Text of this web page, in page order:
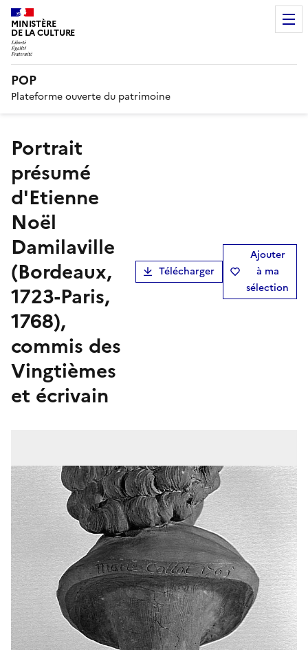
MINISTÈRE
DE LA CULTURE
POP
Plateforme ouverte du patrimoine
Portrait
présumé
d'Etienne
Noël
Damilaville
(Bordeaux,
1723-Paris,
1768),
commis des
Vingtièmes
et écrivain
Télécharger
Ajouter
à ma
sélection